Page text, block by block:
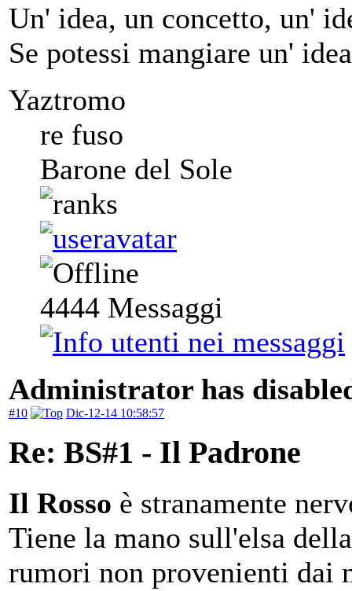
Un' idea, un concetto, un'
Se potessi mangiare un'
Yaztromo
re fuso
Barone del Sole
4444 Messaggi
Administrator has
#10 Dic-12-14 10:58:57
Re: BS#1 - Il Padrone
Il Rosso è stranamente
Tiene la mano sull'elsa
rumori non provenienti dai